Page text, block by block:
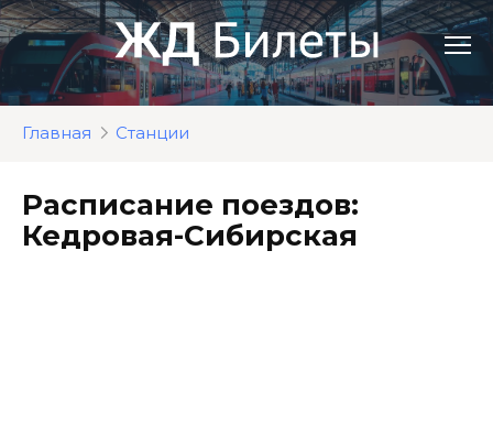
Перейти
к
контенту
Главная Станции
Расписание поездов:
Кедровая-Сибирская